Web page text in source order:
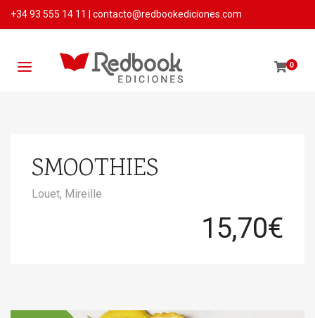
+34 93 555 14 11 contacto@redbookediciones.com
0
SMOOTHIES
Louet, Mireille
15,70€